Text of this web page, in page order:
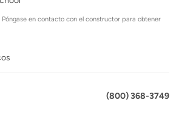
Póngase en contacto con el constructor para obtener
(800) 368-3749